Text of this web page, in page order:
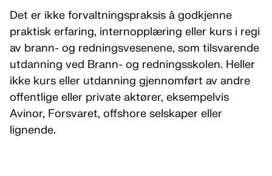
Det er ikke forvaltningspraksis å godkjenne
praktisk erfaring, internopplæring eller kurs i regi
av brann- og redningsvesenene, som tilsvarende
utdanning ved Brann- og redningsskolen. Heller
ikke kurs eller utdanning gjennomført av andre
offentlige eller private aktører, eksempelvis
Avinor, Forsvaret, offshore selskaper eller
lignende.